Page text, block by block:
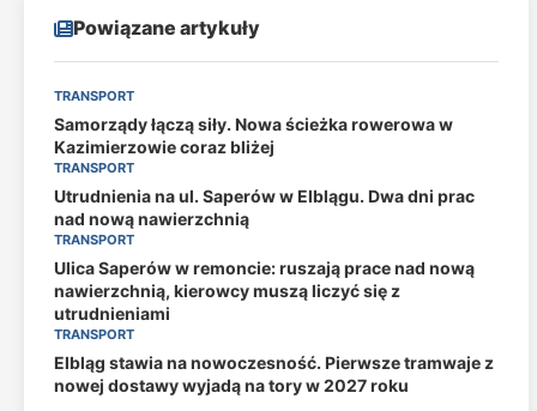
Powiązane artykuły
TRANSPORT
Samorządy łączą siły. Nowa ścieżka rowerowa w
Kazimierzowie coraz bliżej
TRANSPORT
Utrudnienia na ul. Saperów w Elblągu. Dwa dni prac
nad nową nawierzchnią
TRANSPORT
Ulica Saperów w remoncie: ruszają prace nad nową
nawierzchnią, kierowcy muszą liczyć się z
utrudnieniami
TRANSPORT
Elbląg stawia na nowoczesność. Pierwsze tramwaje z
nowej dostawy wyjadą na tory w 2027 roku